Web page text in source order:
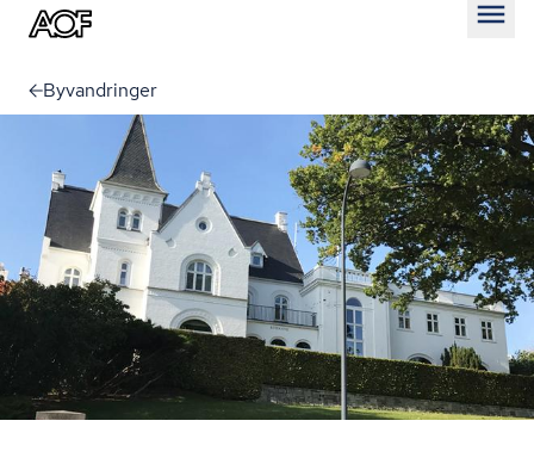
Byvandringer